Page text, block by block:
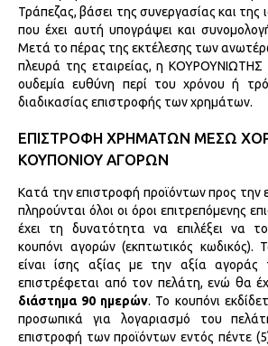
Τράπεζας, βάσει της συνεργασίας και της
που έχει αυτή υπογράψει και
Μετά το πέρας της εκτέλεσης των
πλευρά της εταιρείας, η ΚΟΥΡΟΥΝΙΩΤΗΣ
ουδεμία ευθύνη περί του χρόνου ή
διαδικασίας επιστροφής των χρημάτων.
ΕΠΙΣΤΡΟΦΗ ΧΡΗΜΑΤΩΝ ΜΕΣΩ
ΚΟΥΠΟΝΙΟΥ ΑΓΟΡΩΝ
Κατά την επιστροφή προϊόντων προς την
πληρούνται όλοι οι όροι επιτρεπόμενης
έχει τη δυνατότητα να επιλέξει να
κουπόνι αγορών (εκπτωτικός κωδικός).
είναι ίσης αξίας με την αξία αγοράς
επιστρέφεται από τον πελάτη, ενώ θα
διάστημα 90 ημερών. Το κουπόνι
προσωπικά για λογαριασμό του
επιστροφή των προϊόντων εντός πέντε